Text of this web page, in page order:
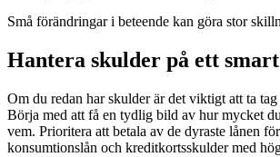
Små förändringar i beteende kan göra stor
Hantera skulder på ett
Om du redan har skulder är det viktigt att ta
Börja med att få en tydlig bild av hur mycket
vem. Prioritera att betala av de dyraste lånen
konsumtionslån och kreditkortsskulder med